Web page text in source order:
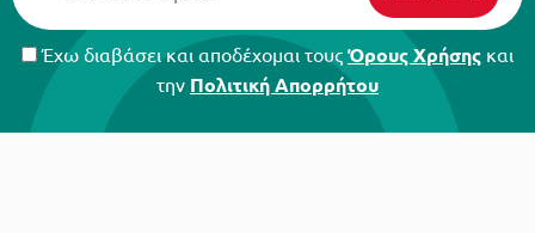
Έχω διαβάσει και αποδέχομαι τους Όρους Χρήσης και
την Πολιτική Απορρήτου